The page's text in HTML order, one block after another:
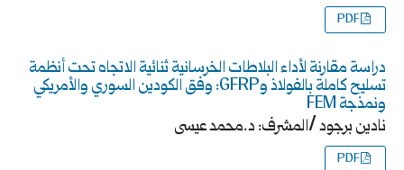
PDF
دراسة مقارنة لأداء البلاطات الخرسانية ثنائية الاتجاه تحت أنظمة
تسليح كاملة بالفولاذ وGFRP: وفق الكودين السوري والأمريكي
ونمذجة FEM
نادين برجود /المشرف: د.محمد عيسى
PDF